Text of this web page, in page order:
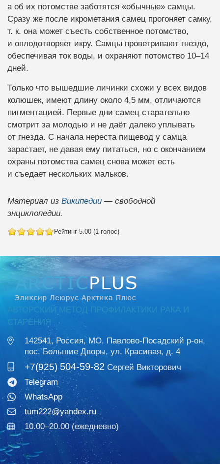
а об их потомстве заботятся «обычные» самцы.
Сразу же после икрометания самец прогоняет самку,
т. к. она может съесть собственное потомство,
и оплодотворяет икру. Самцы проветривают гнездо,
обеспечивая ток воды, и охраняют потомство 10–14
дней.
Только что вышедшие личинки схожи у всех видов
колюшек, имеют длину около 4,5 мм, отличаются
пигментацией. Первые дни самец старательно
смотрит за молодью и не даёт далеко уплывать
от гнезда. С начала нереста пищевод у самца
зарастает, не давая ему питаться, но с окончанием
охраны потомства самец снова может есть
и съедает нескольких мальков.
Материал из Википедии — свободной
энциклопедии.
Рейтинг 5.00 (1 голос)
АВТОРСКИЙ МЕТОД ПРОФИЛАКТИКИ РАКА И
СТАРЕНИЯ
142541, Россия, МО, Павлово-Посадский р-он,
пос. Большие Дворы, ул. Красивая, д. 4
+7(925) 504-59-82 Сергей Викторович
Telegram
WhatsApp
tum222@yandex.ru
10.00–20.00 (ежедневно)